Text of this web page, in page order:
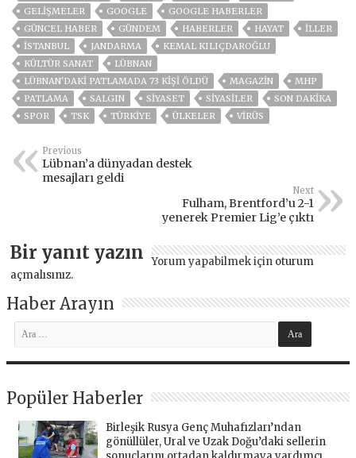
GELIŞMELER
GOOGLE
GOOGLE HABERLER
GÜNCEL HABER
GÜNDEM HABERLER HAYAT
İLLER
ISTANBUL
JANDARMA
KEMAL KILIÇDAROĞLU
KÜLTÜR SANAT
LÜBNAN
LÜBNAN'DAKI PATLAMADA 73 KIŞI ÖLDÜ
MAGAZİN
MHP
PATLAMA
SALGIN SİYASET SİYASİLER
SON DAKIKA
SPOR
TSK TÜRKİYE ÜLKELER VIRÜS
Previous
Lübnan’a dünyadan destek
mesajları geldi
Next
Fulham, Brentford’u 2-1
yenerek Premier Lig’e çıktı
Bir yanıt yazın Yorum yapabilmek için oturum
açmalısınız.
Haber Arayın
Popüler Haberler
Birleşik Rusya Genç Muhafızları’ndan
gönüllüler, Ural ve Uzak Doğu’daki sellerin